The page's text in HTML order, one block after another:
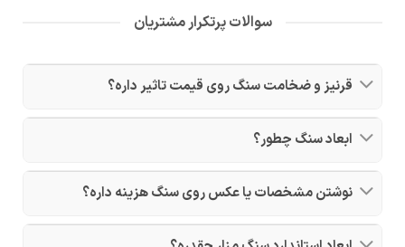
سوالات پرتکرار مشتریان
قرنیز و ضخامت سنگ روی قیمت تاثیر داره؟
ابعاد سنگ چطور؟
نوشتن مشخصات یا عکس روی سنگ هزینه داره؟